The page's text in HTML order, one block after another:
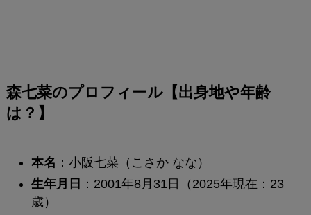
森七菜のプロフィール【出身地や年齢
は？】
本名 ：小阪七菜（こさか なな）
生年月日 ：2001年8月31日（2025年現在：23
歳）